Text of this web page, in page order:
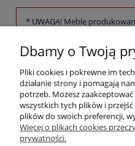
* UWAGA! Meble
Dbamy o Twoją
Pliki cookies i pokrewne im
działanie strony i pomagają
potrzeb. Możesz
wszystkich tych plików i
plików do swoich preferencji,
Więcej o plikach cookies
prywatności.